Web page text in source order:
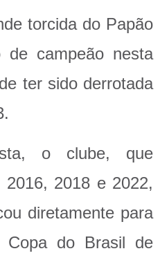
torcida do Papão
campeão nesta
ter sido derrotada
o clube, que
2018 e 2022,
diretamente para
do Brasil de